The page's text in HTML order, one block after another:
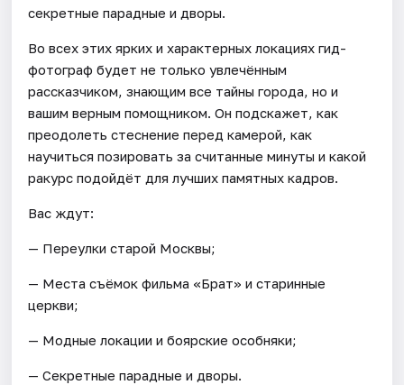
секретные парадные и дворы.
Во всех этих ярких и характерных локациях гид-
фотограф будет не только увлечённым
рассказчиком, знающим все тайны города, но и
вашим верным помощником. Он подскажет, как
преодолеть стеснение перед камерой, как
научиться позировать за считанные минуты и какой
ракурс подойдёт для лучших памятных кадров.
Вас ждут:
— Переулки старой Москвы;
— Места съёмок фильма «Брат» и старинные
церкви;
— Модные локации и боярские особняки;
— Секретные парадные и дворы.